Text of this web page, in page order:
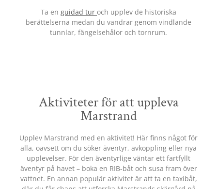
Ta en guidad tur och upplev de historiska
berättelserna medan du vandrar genom vindlande
tunnlar, fängelsehålor och tornrum.
Aktiviteter för att uppleva
Marstrand
Upplev Marstrand med en aktivitet! Här finns något för
alla, oavsett om du söker äventyr, avkoppling eller nya
upplevelser. För den äventyrlige väntar ett fartfyllt
äventyr på havet – boka en RIB-båt och susa fram över
vattnet. En annan populär aktivitet är att ta en taxibåt,